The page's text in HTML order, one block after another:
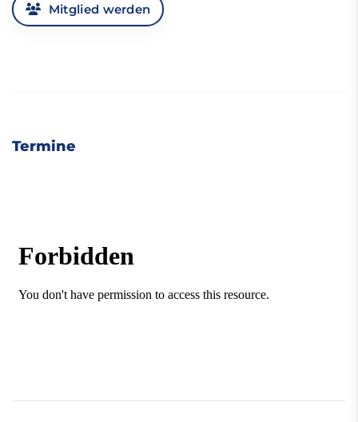
Mitglied werden
Termine